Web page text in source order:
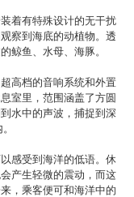
着有特殊设计的无干扰
察到海底的动植物。透
鲸鱼、水母、海豚。
高档的音响系统和外置
室里，范围涵盖了方圆
水中的声波，捕捉到深
感受到海洋的低语。休
产生轻微的震动，而这
，乘客便可和海洋中的